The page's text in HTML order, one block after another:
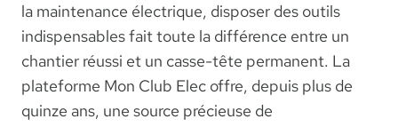
la maintenance électrique, disposer des outils
indispensables fait toute la différence entre un
chantier réussi et un casse-tête permanent. La
plateforme Mon Club Elec offre, depuis plus de
quinze ans, une source précieuse de